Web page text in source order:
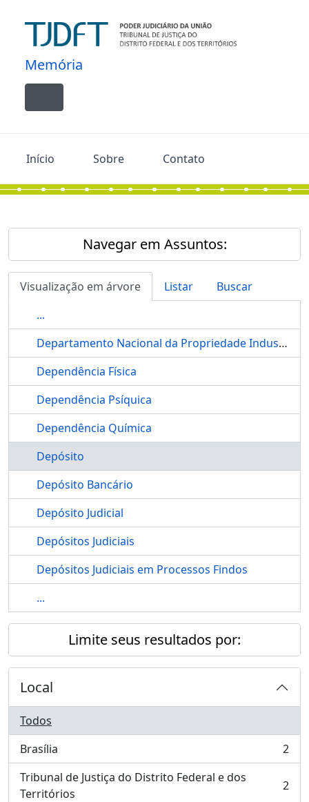
Memória
Toggle navigation
Início Sobre Contato
Navegar em Assuntos:
Visualização em árvore Listar
Buscar
...
Departamento Nacional da Propriedade Industrial
Dependência Física
Dependência Psíquica
Dependência Química
Depósito
Depósito Bancário
Depósito Judicial
Depósitos Judiciais
Depósitos Judiciais em Processos Findos
...
Limite seus resultados por:
Local
Todos
Brasília
, 2 resultados
2
Tribunal de Justiça do Distrito Federal e dos
Territórios
, 2 resultados 2